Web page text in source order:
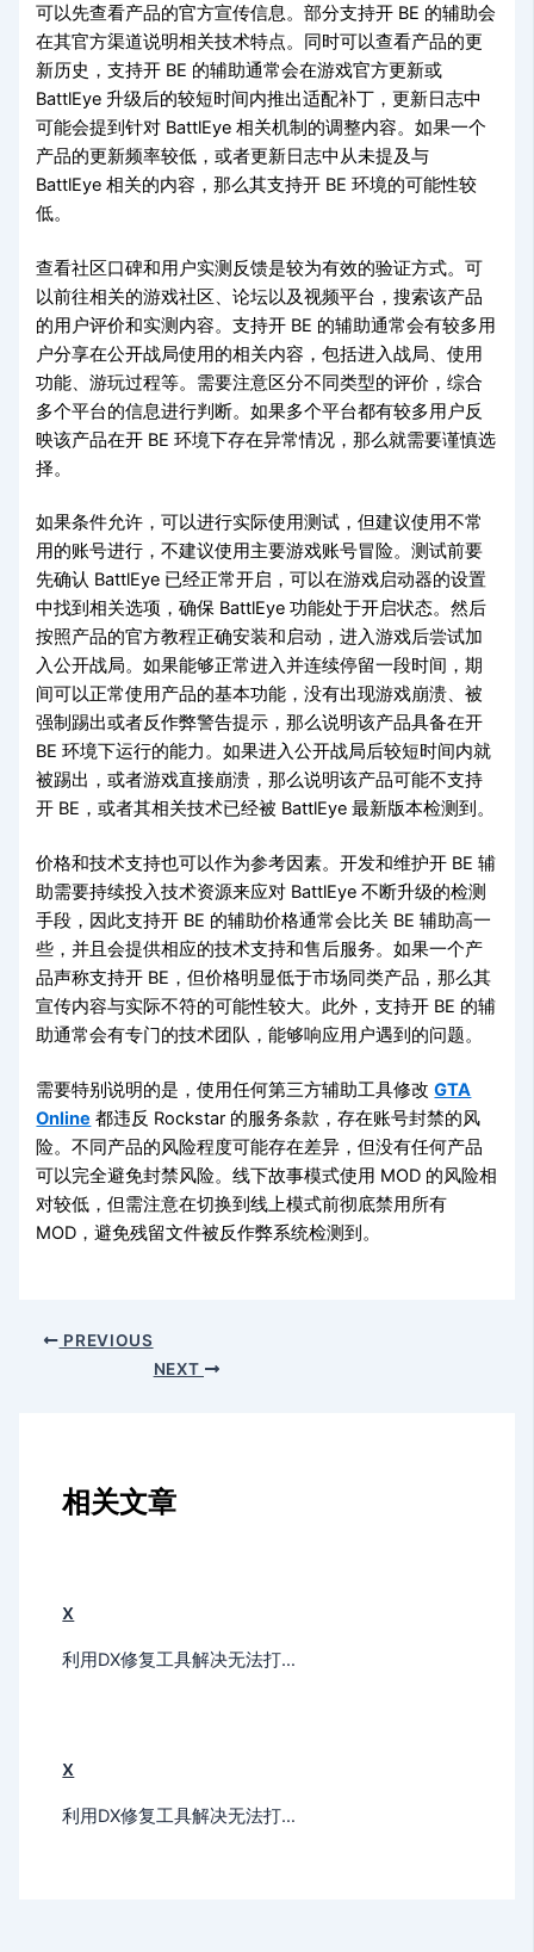
可以先查看产品的官方宣传信息。部分支持开 BE 的辅助会
在其官方渠道说明相关技术特点。同时可以查看产品的更
新历史，支持开 BE 的辅助通常会在游戏官方更新或
BattlEye 升级后的较短时间内推出适配补丁，更新日志中
可能会提到针对 BattlEye 相关机制的调整内容。如果一个
产品的更新频率较低，或者更新日志中从未提及与
BattlEye 相关的内容，那么其支持开 BE 环境的可能性较
低。
查看社区口碑和用户实测反馈是较为有效的验证方式。可
以前往相关的游戏社区、论坛以及视频平台，搜索该产品
的用户评价和实测内容。支持开 BE 的辅助通常会有较多用
户分享在公开战局使用的相关内容，包括进入战局、使用
功能、游玩过程等。需要注意区分不同类型的评价，综合
多个平台的信息进行判断。如果多个平台都有较多用户反
映该产品在开 BE 环境下存在异常情况，那么就需要谨慎选
择。
如果条件允许，可以进行实际使用测试，但建议使用不常
用的账号进行，不建议使用主要游戏账号冒险。测试前要
先确认 BattlEye 已经正常开启，可以在游戏启动器的设置
中找到相关选项，确保 BattlEye 功能处于开启状态。然后
按照产品的官方教程正确安装和启动，进入游戏后尝试加
入公开战局。如果能够正常进入并连续停留一段时间，期
间可以正常使用产品的基本功能，没有出现游戏崩溃、被
强制踢出或者反作弊警告提示，那么说明该产品具备在开
BE 环境下运行的能力。如果进入公开战局后较短时间内就
被踢出，或者游戏直接崩溃，那么说明该产品可能不支持
开 BE，或者其相关技术已经被 BattlEye 最新版本检测到。
价格和技术支持也可以作为参考因素。开发和维护开 BE 辅
助需要持续投入技术资源来应对 BattlEye 不断升级的检测
手段，因此支持开 BE 的辅助价格通常会比关 BE 辅助高一
些，并且会提供相应的技术支持和售后服务。如果一个产
品声称支持开 BE，但价格明显低于市场同类产品，那么其
宣传内容与实际不符的可能性较大。此外，支持开 BE 的辅
助通常会有专门的技术团队，能够响应用户遇到的问题。
需要特别说明的是，使用任何第三方辅助工具修改GTA
Online 都违反 Rockstar 的服务条款，存在账号封禁的风
险。不同产品的风险程度可能存在差异，但没有任何产品
可以完全避免封禁风险。线下故事模式使用 MOD 的风险相
对较低，但需注意在切换到线上模式前彻底禁用所有
MOD，避免残留文件被反作弊系统检测到。
PREVIOUS
NEXT
相关文章
x
利用DX修复工具解决无法打…
x
利用DX修复工具解决无法打…